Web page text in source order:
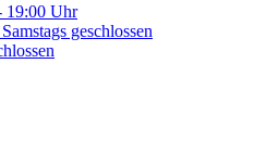
19:00 Uhr
geschlossen